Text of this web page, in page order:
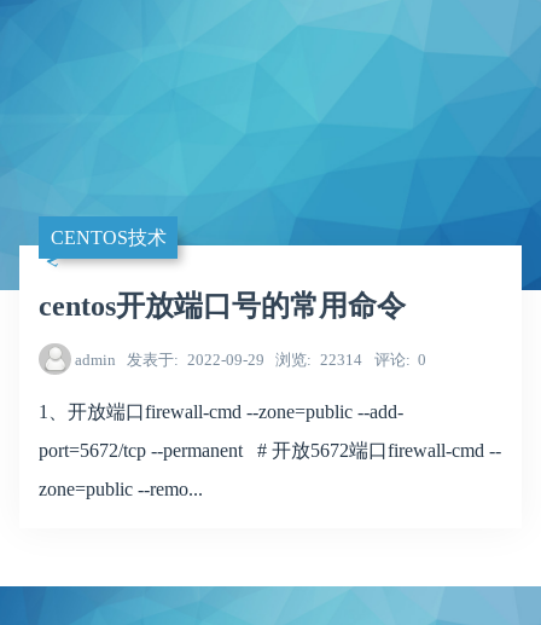
CENTOS技术
centos开放端口号的常用命令
admin 发表于 2022-09-29 浏览 22314 评论 0
1、开放端口firewall-cmd --zone=public --add-
port=5672/tcp --permanent # 开放5672端口firewall-cmd --
zone=public --remo...